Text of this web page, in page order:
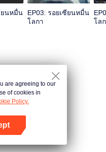
ยนหมื่น
EP03: รอยเซียนหมื่น
โลกา
โล
มตะ
ป็นเซียน (พากย์ไทย)
are agreeing to our
of cookies in
Policy.